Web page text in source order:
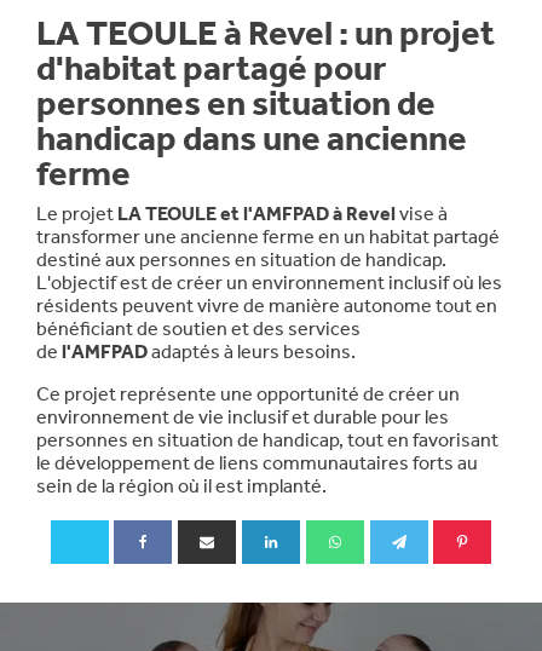
LA TEOULE à Revel : un projet
d'habitat partagé pour
personnes en situation de
handicap dans une ancienne
ferme
Le projetLA TEOULE et l'AMFPAD à Revelvise à
transformer une ancienne ferme en un habitat partagé
destiné aux personnes en situation de handicap.
L'objectif est de créer un environnement inclusif où les
résidents peuvent vivre de manière autonome tout en
bénéficiant de soutien et des services
del'AMFPADadaptés à leurs besoins.
Ce projet représente une opportunité de créer un
environnement de vie inclusif et durable pour les
personnes en situation de handicap, tout en favorisant
le développement de liens communautaires forts au
sein de la région où il est implanté.